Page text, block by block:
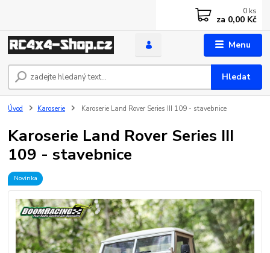
Menu
Hledat
0 ks
za 0,00 Kč
Úvod Karoserie Karoserie Land Rover Series III 109 - stavebnice
Karoserie Land Rover Series III
109 - stavebnice
Novinka